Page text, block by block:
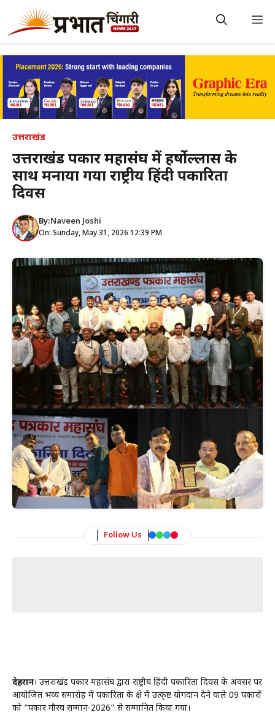
content
उत्तराखंड
उत्तराखंड पत्रकार महासंघ में हर्षोल्लास के
साथ मनाया गया राष्ट्रीय हिंदी पत्रकारिता
दिवस
By:Naveen Joshi
On: Sunday, May 31, 2026 12:39 PM
Follow Us
देहरादून। उत्तराखंड पत्रकार महासंघ द्वारा राष्ट्रीय हिंदी पत्रकारिता दिवस के अवसर पर
आयोजित भव्य समारोह में पत्रकारिता के क्षेत्र में उत्कृष्ट योगदान देने वाले 09 पत्रकारों
को “पत्रकार गौरव सम्मान-2026” से सम्मानित किया गया।